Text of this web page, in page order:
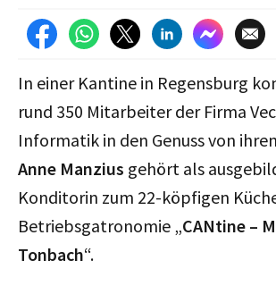
In einer Kantine in Regensburg
rund 350 Mitarbeiter der Firma
Informatik in den Genuss von
Anne Manzius gehört als
Konditorin zum 22-köpfigen
Betriebsgatronomie „CANtine –
Tonbach“.